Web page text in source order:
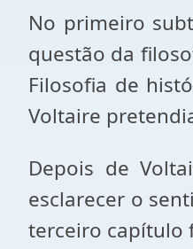
No primeiro
questão da
Filosofia de
Voltaire
Depois de
esclarecer o
terceiro capítulo